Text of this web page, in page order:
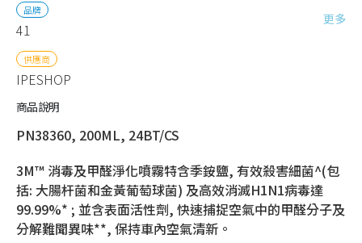
品牌
41
更多
供應商
IPESHOP
商品說明
PN38360, 200ML, 24BT/CS
3M™ 消毒及甲醛淨化噴霧特含季銨鹽, 有效殺害細菌^(包
括: 大腸杆菌和金黃葡萄球菌) 及高效消滅H1N1病毒達
99.99%* ; 並含表面活性劑, 快速捕捉空氣中的甲醛分子及
分解難聞異味**, 保持車內空氣清新。